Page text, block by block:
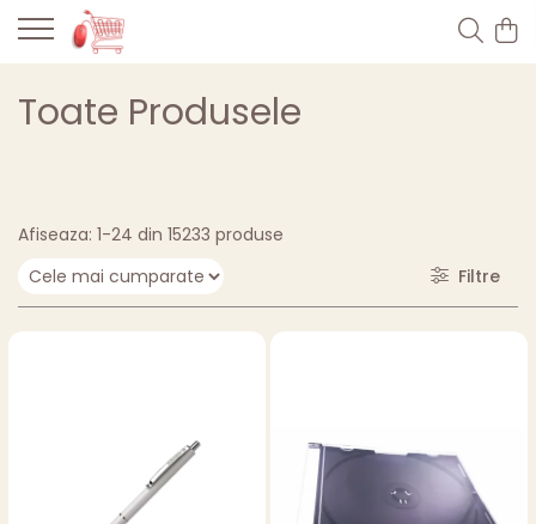
Toate Produsele
Afiseaza: 1-24 din 15233 produse
Filtre